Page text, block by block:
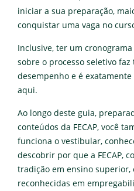
iniciar a sua preparação,
conquistar uma vaga no
Inclusive, ter um
sobre o processo seletivo
desempenho e é
aqui.
Ao longo deste guia,
conteúdos da FECAP, você
funciona o vestibular,
descobrir por que a FECAP,
tradição em ensino
reconhecidas em